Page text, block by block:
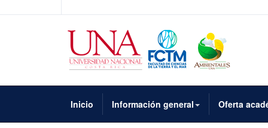
Inicio Información general Oferta